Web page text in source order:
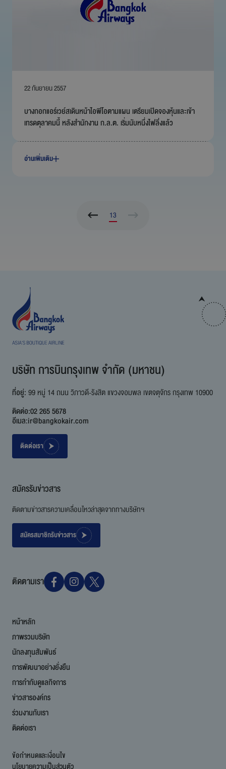
22 กันยายน 2557
บางกอกแอร์เวย์สเดินหน้าไอพีโอตามแผน เตรียมเปิดจองหุ้นและเข้า
เทรดตุลาคมนี้ หลังสำนักงาน ก.ล.ต. เริ่มนับหนึ่งไฟลิ่งแล้ว
อ่านเพิ่มเติม
13
บริษัท การบินกรุงเทพ จำกัด (มหาชน)
ที่อยู่:99 หมู่ 14 ถนน วิภาวดี-รังสิต แขวงจอมพล เขตจตุจักร กรุงเทพ 10900
ติดต่อ:02 265 5678
อีเมล:ir@bangkokair.com
ติดต่อเรา
สมัครรับข่าวสาร
ติดตามข่าวสารความเคลื่อนไหวล่าสุดจากทางบริษัทฯ
สมัครสมาชิกรับข่าวสาร
ติดตามเรา
หน้าหลัก
ภาพรวมบริษัท
นักลงทุนสัมพันธ์
การพัฒนาอย่างยั่งยืน
การกำกับดูแลกิจการ
ข่าวสารองค์กร
ร่วมงานกับเรา
ติดต่อเรา
ข้อกำหนดและเงื่อนไข
นโยบายความเป็นส่วนตัว